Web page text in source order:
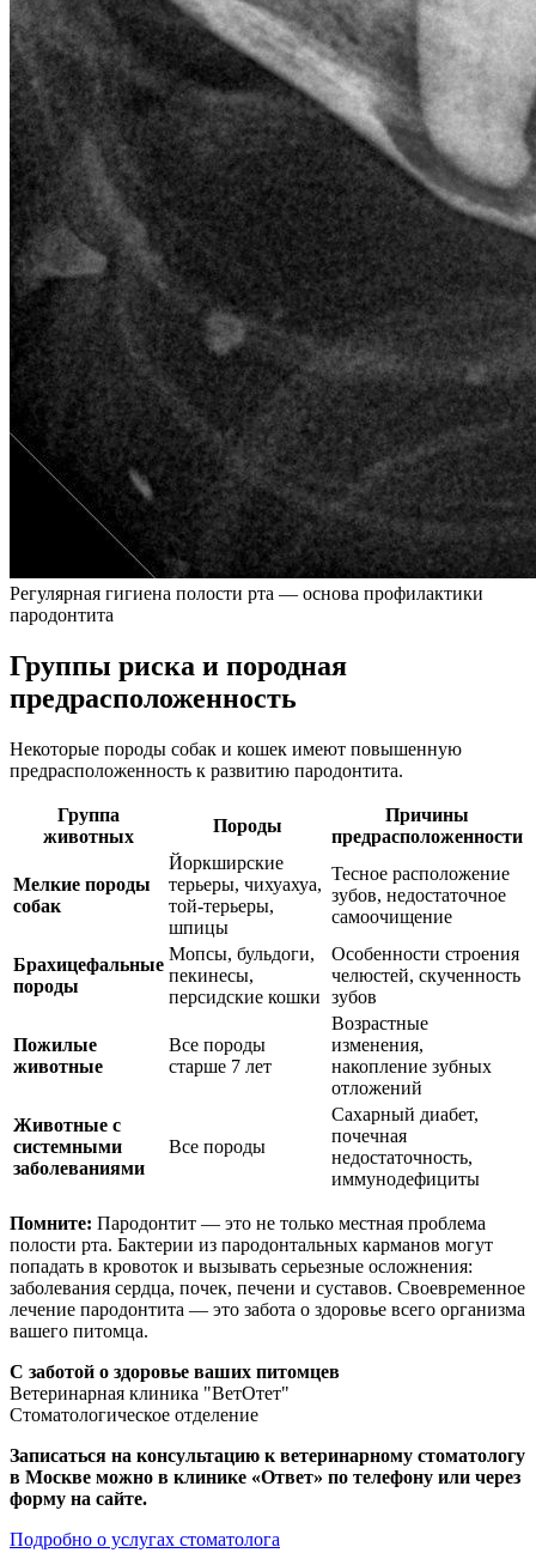
Регулярная гигиена полости рта — основа профилактики
пародонтита
Группы риска и породная
предрасположенность
Некоторые породы собак и кошек имеют повышенную
предрасположенность к развитию пародонтита.
Группа
животных
Породы
Причины
предрасположенности
Мелкие породы
собак
Йоркширские
терьеры, чихуахуа,
той-терьеры,
шпицы
Тесное расположение
зубов, недостаточное
самоочищение
Брахицефальные
породы
Мопсы, бульдоги,
пекинесы,
персидские кошки
Особенности строения
челюстей, скученность
зубов
Пожилые
животные
Все породы
старше 7 лет
Возрастные
изменения,
накопление зубных
отложений
Животные с
системными
заболеваниями
Все породы
Сахарный диабет,
почечная
недостаточность,
иммунодефициты
Помните: Пародонтит — это не только местная проблема
полости рта. Бактерии из пародонтальных карманов могут
попадать в кровоток и вызывать серьезные осложнения:
заболевания сердца, почек, печени и суставов. Своевременное
лечение пародонтита — это забота о здоровье всего организма
вашего питомца.
С заботой о здоровье ваших питомцев
Ветеринарная клиника "ВетОтет"
Стоматологическое отделение
Записаться на консультацию к ветеринарному стоматологу
в Москве можно в клинике «Ответ» по телефону или через
форму на сайте.
Подробно о услугах стоматолога